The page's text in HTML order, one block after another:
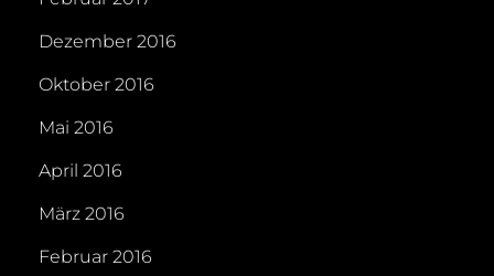
Dezember 2016
Oktober 2016
Mai 2016
April 2016
März 2016
Februar 2016